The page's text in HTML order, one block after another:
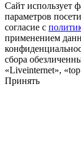
Сайт использует
параметров
согласие с
применением
сбора
«Liveinternet»,
Принять